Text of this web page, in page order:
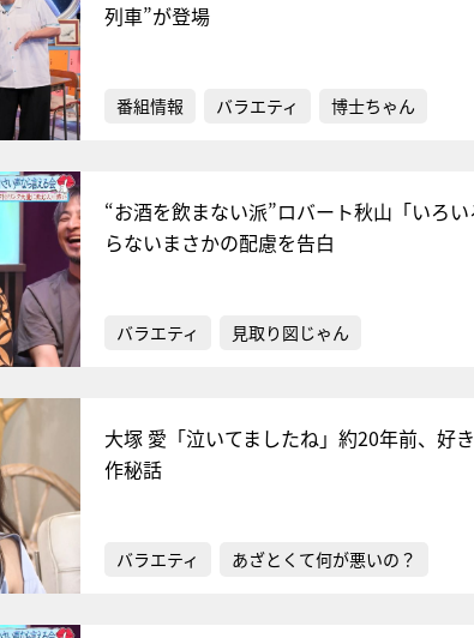
列車”が登場
番組情報 バラエティ 博士ちゃん
“お酒を飲まない派”ロバート秋山「いろ
らないまさかの配慮を告白
バラエティ 見取り図じゃん
大塚 愛「泣いてましたね」約20年前、
作秘話
バラエティ あざとくて何が悪いの？